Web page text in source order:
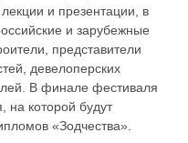
и презентации, в
и зарубежные
представители
девелоперских
В финале фестиваля
на которой будут
«Зодчества».